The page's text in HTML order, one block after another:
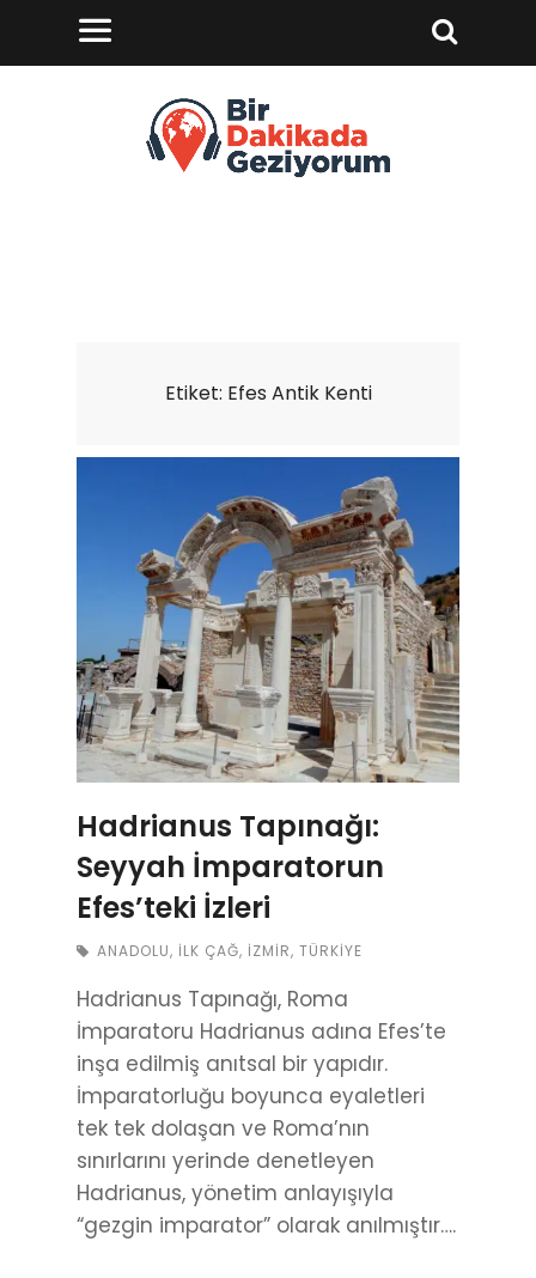
Etiket: Efes Antik Kenti
Hadrianus Tapınağı:
Seyyah İmparatorun
Efes’teki İzleri
ANADOLU, İLK ÇAĞ, İZMIR, TÜRKIYE
Hadrianus Tapınağı, Roma
İmparatoru Hadrianus adına Efes’te
inşa edilmiş anıtsal bir yapıdır.
İmparatorluğu boyunca eyaletleri
tek tek dolaşan ve Roma’nın
sınırlarını yerinde denetleyen
Hadrianus, yönetim anlayışıyla
“gezgin imparator” olarak anılmıştır….